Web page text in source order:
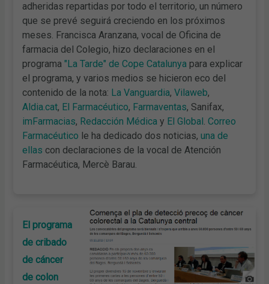
adheridas repartidas por todo el territorio, un número
que se prevé seguirá creciendo en los próximos
meses. Francisca Aranzana, vocal de Oficina de
farmacia del Colegio, hizo declaraciones en el
programa"La Tarde" de Cope Catalunya para explicar
el programa, y varios medios se hicieron eco del
contenido de la nota: La Vanguardia,Vilaweb,
Aldia.cat, El Farmacéutico, Farmaventas, Sanifax,
imFarmacias, Redacción Médica y El Global .Correo
Farmacéutico le ha dedicado dos noticias,una de
ellas con declaraciones de la vocal de Atención
Farmacéutica, Mercè Barau.
El programa
de cribado
de cáncer
de colon